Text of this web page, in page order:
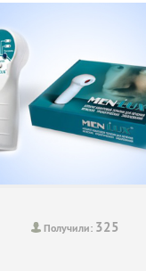
Получили: 325